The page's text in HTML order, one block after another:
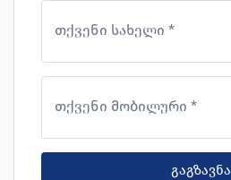
თქვენი სახელი *
თქვენი მობილური *
გაგზავნა